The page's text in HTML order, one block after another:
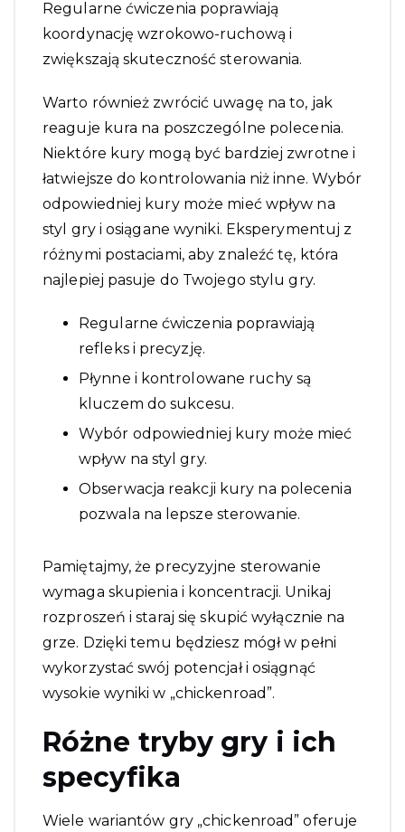
Regularne ćwiczenia poprawiają
koordynację wzrokowo-ruchową i
zwiększają skuteczność sterowania.
Warto również zwrócić uwagę na to, jak
reaguje kura na poszczególne polecenia.
Niektóre kury mogą być bardziej zwrotne i
łatwiejsze do kontrolowania niż inne. Wybór
odpowiedniej kury może mieć wpływ na
styl gry i osiągane wyniki. Eksperymentuj z
różnymi postaciami, aby znaleźć tę, która
najlepiej pasuje do Twojego stylu gry.
Regularne ćwiczenia poprawiają
refleks i precyzję.
Płynne i kontrolowane ruchy są
kluczem do sukcesu.
Wybór odpowiedniej kury może mieć
wpływ na styl gry.
Obserwacja reakcji kury na polecenia
pozwala na lepsze sterowanie.
Pamiętajmy, że precyzyjne sterowanie
wymaga skupienia i koncentracji. Unikaj
rozproszeń i staraj się skupić wyłącznie na
grze. Dzięki temu będziesz mógł w pełni
wykorzystać swój potencjał i osiągnąć
wysokie wyniki w „chickenroad”.
Różne tryby gry i ich
specyfika
Wiele wariantów gry „chickenroad” oferuje